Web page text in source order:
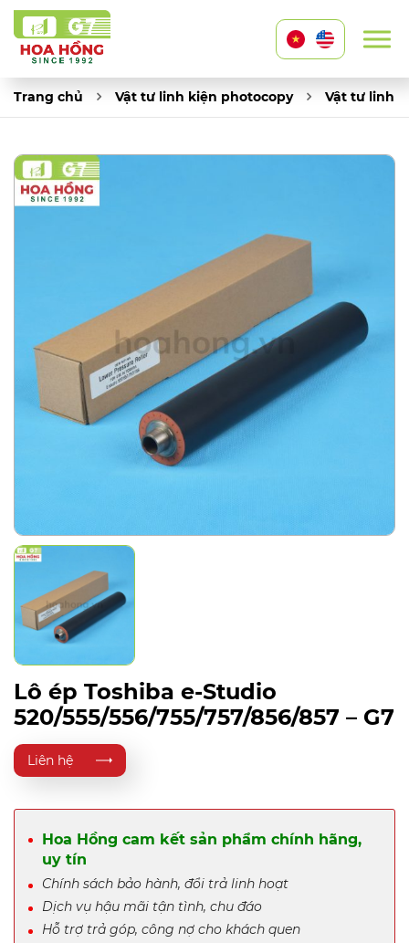
Trang chủ Vật tư linh kiện photocopy Vật tư linh
Lô ép Toshiba e-Studio
520/555/556/755/757/856/857 – G7
Liên hệ
Hoa Hồng cam kết sản phẩm chính hãng,
uy tín
Chính sách bảo hành, đổi trả linh hoạt
Dịch vụ hậu mãi tận tình, chu đáo
Hỗ trợ trả góp, công nợ cho khách quen